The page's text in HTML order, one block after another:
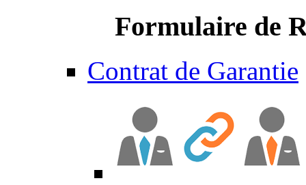
Formulaire de
Contrat de Garantie